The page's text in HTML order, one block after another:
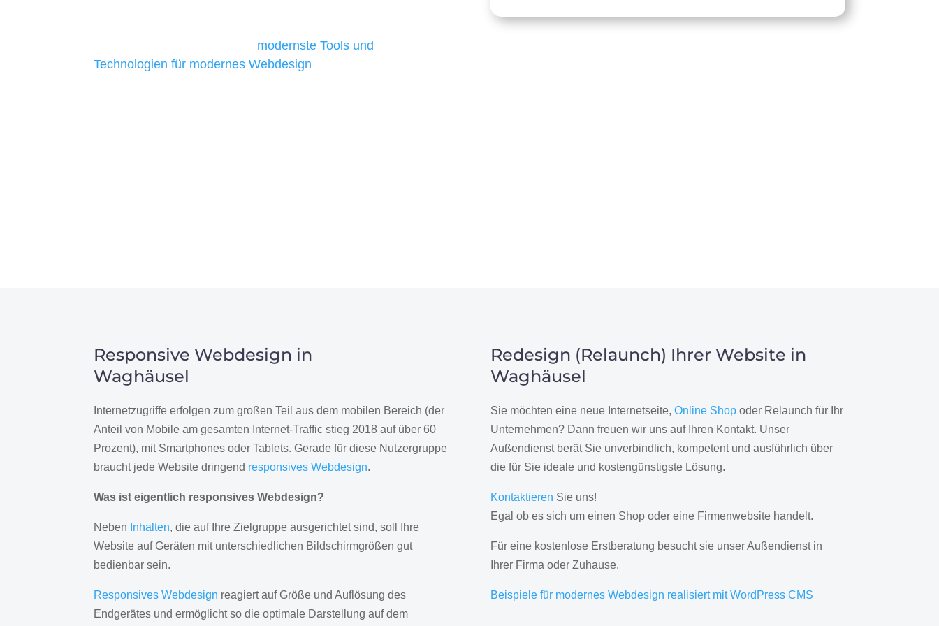
modernste Tools und
Technologien für modernes Webdesign
Responsive Webdesign in
Waghäusel
Internetzugriffe erfolgen zum großen Teil aus dem mobilen Bereich (der
Anteil von Mobile am gesamten Internet-Traffic stieg 2018 auf über 60
Prozent), mit Smartphones oder Tablets. Gerade für diese Nutzergruppe
braucht jede Website dringend responsives Webdesign.
Was ist eigentlich responsives Webdesign?
Neben Inhalten, die auf Ihre Zielgruppe ausgerichtet sind, soll Ihre
Website auf Geräten mit unterschiedlichen Bildschirmgrößen gut
bedienbar sein.
Responsives Webdesign reagiert auf Größe und Auflösung des
Endgerätes und ermöglicht so die optimale Darstellung auf dem
Redesign (Relaunch) Ihrer Website in
Waghäusel
Sie möchten eine neue Internetseite, Online Shopoder Relaunch für Ihr
Unternehmen? Dann freuen wir uns auf Ihren Kontakt. Unser
Außendienst berät Sie unverbindlich, kompetent und ausführlich über
die für Sie ideale und kostengünstigste Lösung.
Kontaktieren Sie uns!
Egal ob es sich um einen Shop oder eine Firmenwebsite handelt.
Für eine kostenlose Erstberatung besucht sie unser Außendienst in
Ihrer Firma oder Zuhause.
Beispiele für modernes Webdesign realisiert mit WordPress CMS